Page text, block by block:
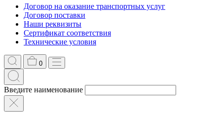
Договор на оказание транспортных услуг
Договор поставки
Наши реквизиты
Сертификат соответствия
Технические условия
0
Введите наименование